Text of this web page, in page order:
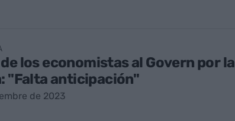
los economistas al Govern por la
"Falta anticipación"
de 2023